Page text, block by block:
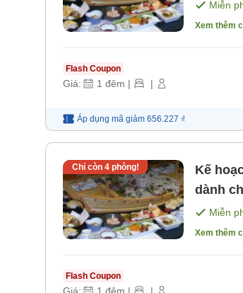
Miễn
Xem thêm
Flash Coupon
Giá: 1 đêm | |
Áp dụng mã giảm 656.227 ₫
Chỉ còn 4phòng!
Kế
dành
Miễn
Xem thêm
Flash Coupon